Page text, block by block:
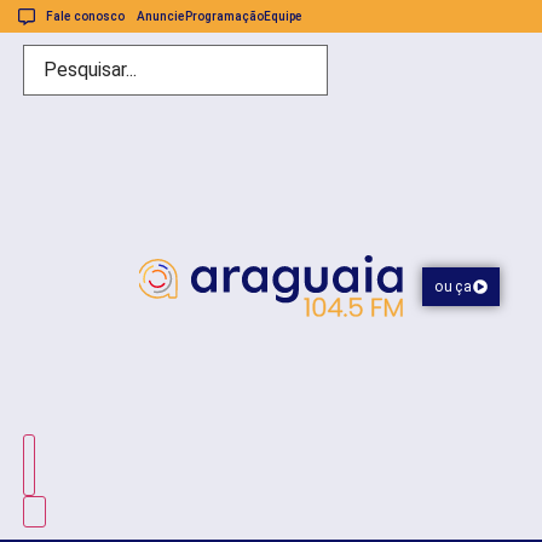
Fale conosco Anuncie ProgramaçãoEquipe
ouça